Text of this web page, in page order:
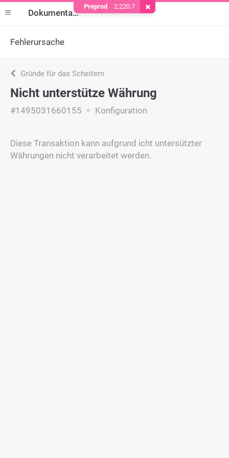
Dokumentation
Fehlerursache
Gründe für das Scheitern
Nicht unterstütze Währung
#1495031660155 Konfiguration
Diese Transaktion kann aufgrund icht untersützter
Währungen nicht verarbeitet werden.
Preprod 2.220.7 Cookie entfernen